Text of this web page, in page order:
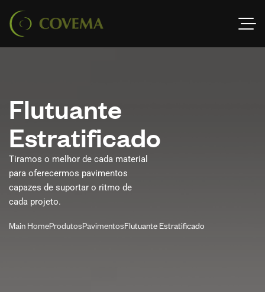
Flutuante
Estratificado
Tiramos o melhor de cada material
para oferecermos pavimentos
capazes de suportar o ritmo de
cada projeto.
Main HomeProdutosPavimentosFlutuante Estratificado